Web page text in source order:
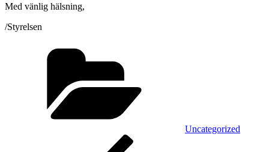
Med vänlig hälsning,
/Styrelsen
Uncategorized
Inläggsnavigering